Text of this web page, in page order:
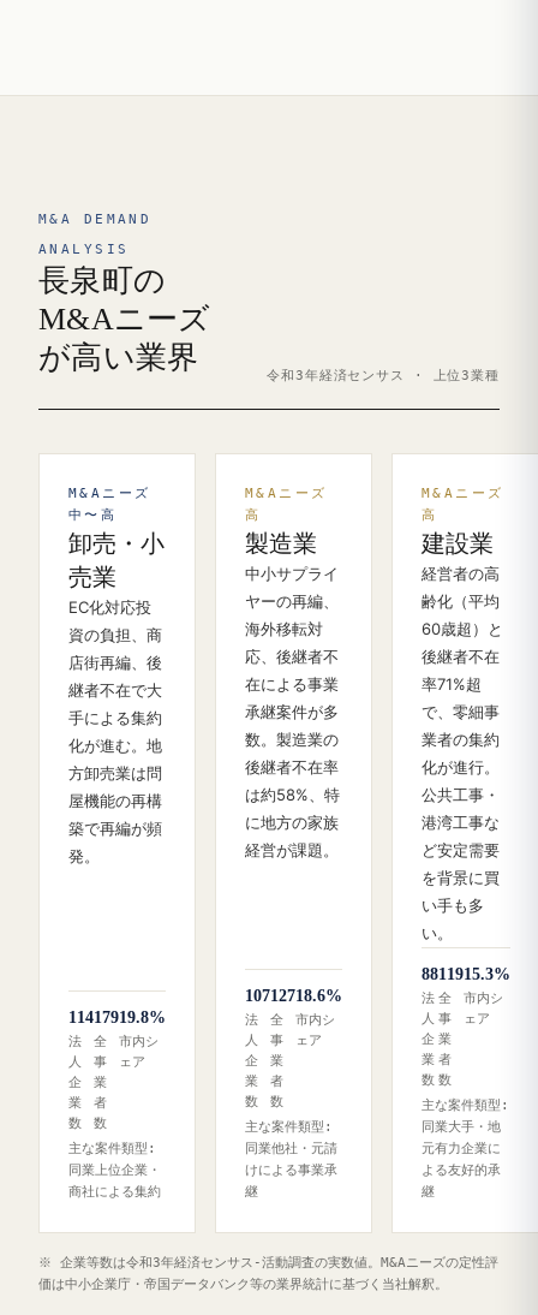
M&A DEMAND
ANALYSIS
長泉町の
M&Aニーズ
が高い業界
令和3年経済センサス · 上位3業種
M&Aニーズ
中〜高
卸売・小
売業
EC化対応投
資の負担、商
店街再編、後
継者不在で大
手による集約
化が進む。地
方卸売業は問
屋機能の再構
築で再編が頻
発。
114
法
人
企
業
数
179
全
事
業
者
数
19.8%
市内シ
ェア
主な案件類型:
同業上位企業・
商社による集約
M&Aニーズ
高
製造業
中小サプライ
ヤーの再編、
海外移転対
応、後継者不
在による事業
承継案件が多
数。製造業の
後継者不在率
は約58%、特
に地方の家族
経営が課題。
107
法
人
企
業
数
127
全
事
業
者
数
18.6%
市内シ
ェア
主な案件類型:
同業他社・元請
けによる事業承
継
M&Aニーズ
高
建設業
経営者の高
齢化（平均
60歳超）と
後継者不在
率71%超
で、零細事
業者の集約
化が進行。
公共工事・
港湾工事な
ど安定需要
を背景に買
い手も多
い。
88
法
人
企
業
数
119
全
事
業
者
数
15.3%
市内シ
ェア
主な案件類型:
同業大手・地
元有力企業に
よる友好的承
継
※ 企業等数は令和3年経済センサス‐活動調査の実数値。M&Aニーズの定性評
価は中小企業庁・帝国データバンク等の業界統計に基づく当社解釈。